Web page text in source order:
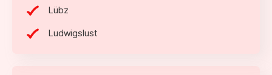
Lübz
Ludwigslust